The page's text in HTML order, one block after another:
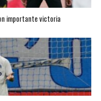
importante victoria